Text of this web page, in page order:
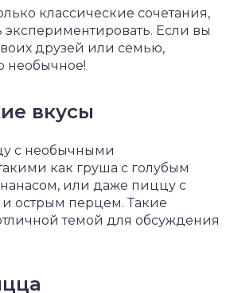
классические сочетания,
экспериментировать. Если вы
друзей или семью,
необычное!
вкусы
с необычными
как груша с голубым
или даже пиццу с
острым перцем. Такие
темой для обсуждения